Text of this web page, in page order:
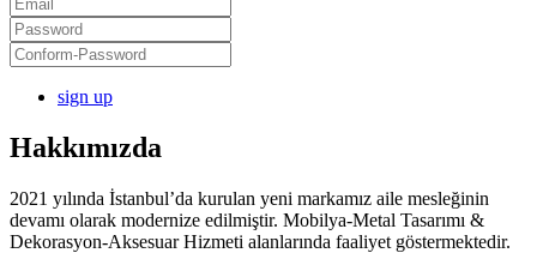
sign up
Hakkımızda
2021 yılında İstanbul’da kurulan yeni markamız aile mesleğinin
devamı olarak modernize edilmiştir. Mobilya-Metal Tasarımı &
Dekorasyon-Aksesuar Hizmeti alanlarında faaliyet göstermektedir.